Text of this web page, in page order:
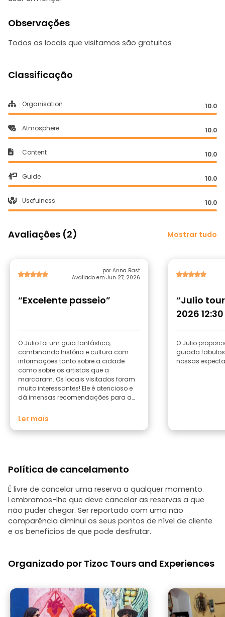
Observações
Todos os locais que visitamos são gratuitos
Classificação
Organisation 10.0
Atmosphere 10.0
Content 10.0
Guide 10.0
Usefulness 10.0
Avaliações (2) Mostrar tudo
por Anna Rast
Avaliado em Jun 27, 2026
“Excelente passeio”
O Julio foi um guia fantástico,
combinando história e cultura com
informações tanto sobre a cidade
como sobre os artistas que a
marcaram. Os locais visitados foram
muito interessantes! Ele é atencioso e
dá imensas recomendações para a
recomendado!
Ler mais
“Julio
2026 12:30
O Julio
guiada
nossas
Política de cancelamento
É livre de cancelar uma reserva a qualquer momento.
Lembramos-lhe que deve cancelar as reservas a que
não puder chegar. Ser reportado com uma não
comparência diminui os seus pontos de nível de cliente
e os benefícios de que pode desfrutar.
Organizado por Tizoc Tours and Experiences